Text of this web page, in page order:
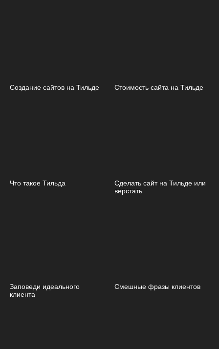
Создание сайтов на Тильде Стоимость сайта на Тильде
Что такое Тильда
Сделать сайт на Тильде или
верстать
Заповеди идеального
клиента
Смешные фразы клиентов